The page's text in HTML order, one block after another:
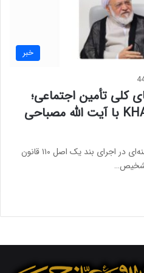
خبر
کلی تأمین اجتماعی؛
گفتگو رسانه KHAMENEI.IR با آیت الله مصباحی
۲۱ فروردین ۱۴۰۱ حضرت آیت‌الله خامنه‌ای در اجرای بند یک اصل ۱۱۰ قانون